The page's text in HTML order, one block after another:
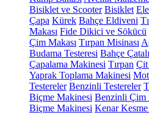
Bisiklet ve Scooter Bisiklet
Çapa Kürek Bahçe Eldiveni
Makası Fide Dikici ve Sökücü
Çim Makası Tırpan Misinası
Budama Testeresi Bahçe Çatalı
Çapalama Makinesi Tırpan Çit
Yaprak Toplama Makinesi
Testereler Benzinli Testereler
Biçme Makinesi Benzinli Çim
Biçme Makinesi Kenar